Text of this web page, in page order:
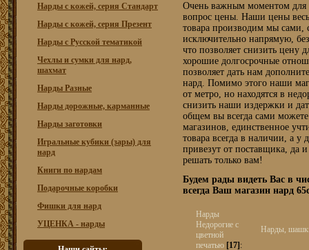
Нарды с кожей, серия Стандарт
Нарды с кожей, серия Презент
Нарды с Русской тематикой
Чехлы и сумки для нард,
шахмат
Нарды Разные
Нарды дорожные, карманные
Нарды заготовки
Игральные кубики (зары) для
нард
Книги по нардам
Подарочные коробки
Фишки для нард
УЦЕНКА - нарды
Очень важным моментом для
вопрос цены. Наши цены
товара производим мы сами,
исключительно напрямую,
что позволяет снизить цену
хорошие долгосрочные
позволяет дать нам
нард. Помимо этого наши
от метро, но находятся в
снизить наши издержки и
общем вы всегда сами
магазинов, единственное
товара всегда в наличии, а у
привезут от поставщика, да
решать только вам!
Будем рады видеть Вас в
всегда Ваш магазин нард
Нарды
Недорогие с
цветной
печатью [17] :
Нарды,